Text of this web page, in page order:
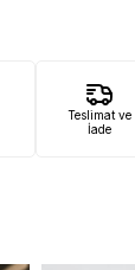
Teslimat ve
İade